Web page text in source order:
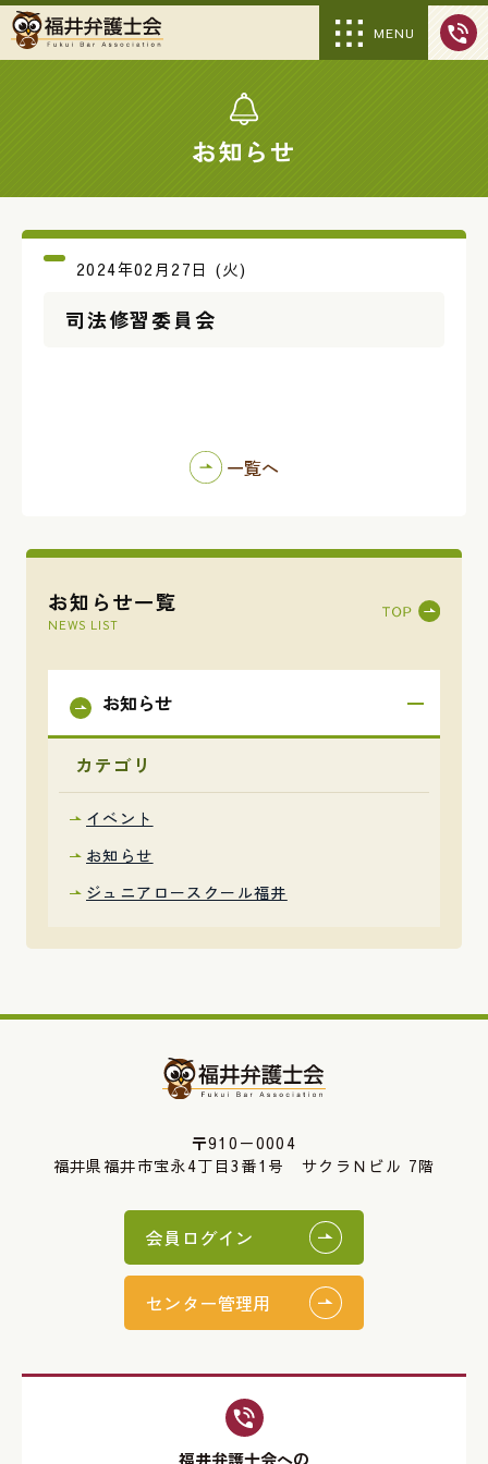
MENU
お知らせ
お知らせ一覧
NEWS LIST
お知らせ
カテゴリ
イベント
お知らせ
ジュニアロースクール福井
2024年02月27日 (火)
司法修習委員会
一覧へ
〒910－0004
福井県福井市宝永4丁目3番1号 サクラＮビル 7階
会員ログイン
センター管理用
福井弁護士会への